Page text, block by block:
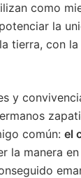
como
la
tierra, con
y
común: el
la manera